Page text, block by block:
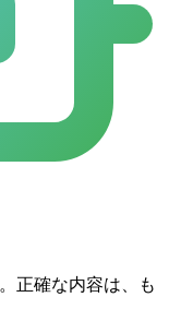
正確な内容は、も